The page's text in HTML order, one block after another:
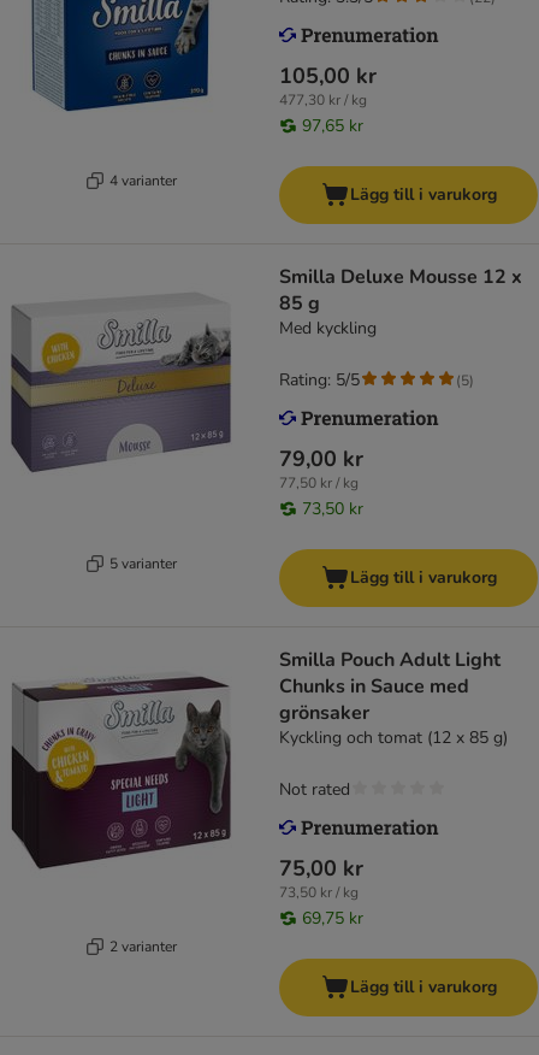
4 varianter
105,00 kr
477,30 kr / kg
97,65 kr
Lägg till i varukorg
5 varianter
Smilla Deluxe Mousse 12 x
85 g
Med kyckling
79,00 kr
77,50 kr / kg
73,50 kr
Rating: 5/5 (5)
Lägg till i varukorg
2 varianter
Smilla Pouch Adult Light
Chunks in Sauce med
grönsaker
Kyckling och tomat (12 x 85 g)
75,00 kr
73,50 kr / kg
69,75 kr
Not rated
Lägg till i varukorg